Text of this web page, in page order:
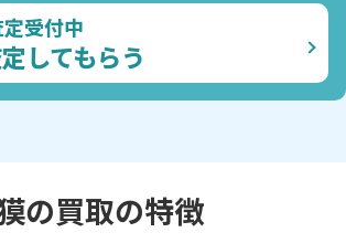
受付中
してもらう
の買取の特徴